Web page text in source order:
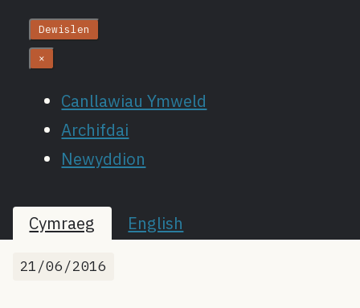
Dewislen
×
Canllawiau Ymweld
Archifdai
Newyddion
Cymraeg English
21/06/2016